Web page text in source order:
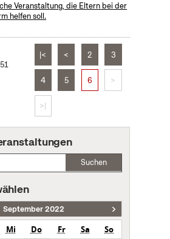
Veranstaltung, die Eltern bei der
helfen soll.
|< < 2 3
4 5 6 >
>|
Suchen
September 2022
Mi Do Fr Sa
So